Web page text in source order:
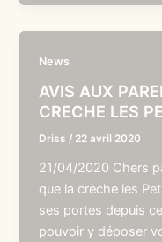
News
AVIS AUX
CRECHE LES
Driss / 22 avril 2020
21/04/2020 Chers
que la crèche les
ses portes depuis
pouvoir y déposer